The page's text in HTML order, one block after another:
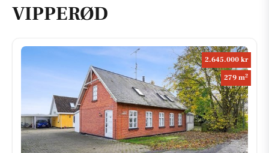
VIPPERØD
2.645.000 kr
279 m2